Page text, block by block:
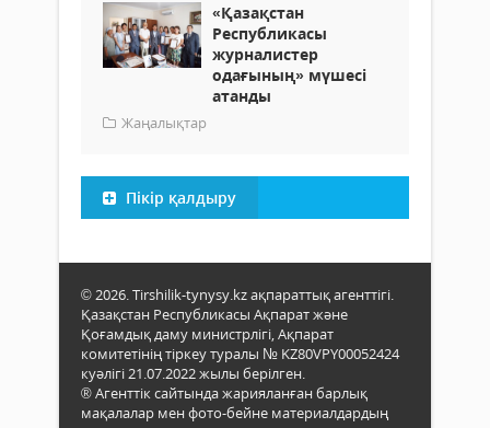
«Қазақстан
Республикасы
журналистер
одағының» мүшесі
атанды
Жаңалықтар
Пікір қалдыру
© 2026. Tirshilik-tynysy.kz ақпараттық агенттігі.
Қазақстан Республикасы Ақпарат және
Қоғамдық даму министрлігі, Ақпарат
комитетінің тіркеу туралы № KZ80VPY00052424
куәлігі 21.07.2022 жылы берілген.
® Агенттік сайтында жарияланған барлық
мақалалар мен фото-бейне материалдардың